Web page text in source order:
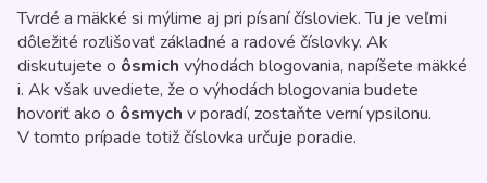
Tvrdé a mäkké si mýlime aj pri písaní čísloviek. Tu je veľmi
dôležité rozlišovať základné a radové číslovky. Ak
diskutujete o ôsmich výhodách blogovania, napíšete mäkké
i. Ak však uvediete, že o výhodách blogovania budete
hovoriť ako o ôsmych v poradí, zostaňte verní ypsilonu.
V tomto prípade totiž číslovka určuje poradie.